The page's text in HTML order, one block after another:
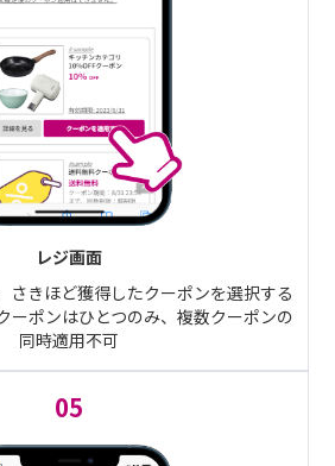
レジ画面
さきほど獲得したクーポンを選択する
ーポンはひとつのみ、複数クーポンの
同時適用不可
05